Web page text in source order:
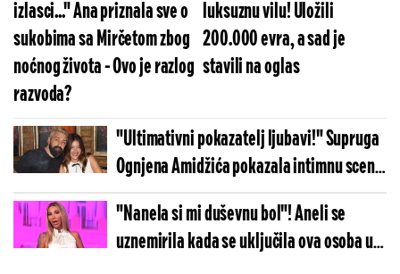
izlasci..." Ana priznala sve o
sukobima sa Mirčetom zbog
noćnog života - Ovo je razlog
razvoda?
luksuznu vilu! Uložili
200.000 evra, a sad je
stavili na oglas
"Ultimativni pokazatelj ljubavi!" Supruga
Ognjena Amidžića pokazala intimnu scenu
iz doma
"Nanela si mi duševnu bol"! Aneli se
uznemirila kada se uključila ova osoba u